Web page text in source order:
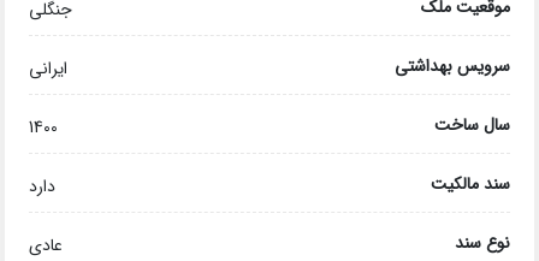
موقعیت ملک جنگلی
سرویس بهداشتی ایرانی
سال ساخت 1400
سند مالکیت دارد
نوع سند عادی